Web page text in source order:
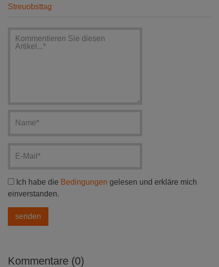
Streuobsttag
Ich habe die Bedingungen gelesen und erkläre mich
einverstanden.
Kommentare (0)